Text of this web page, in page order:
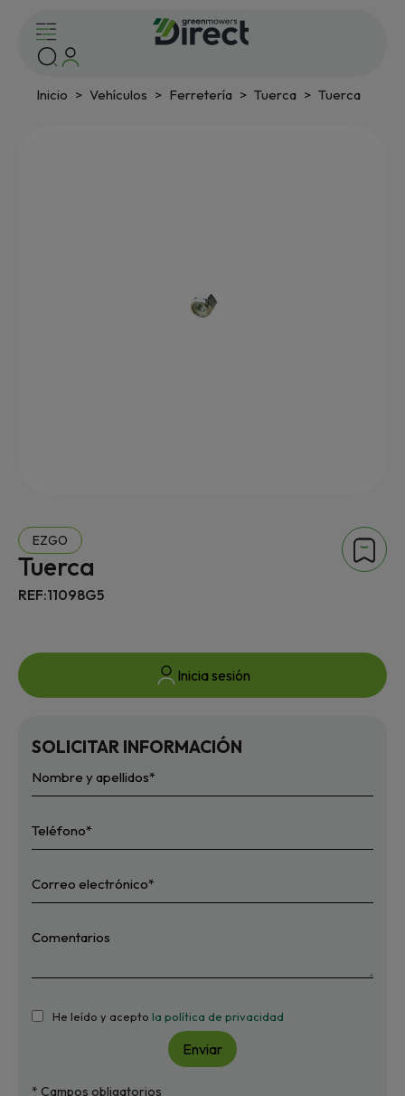
Inicio Vehículos Ferretería Tuerca Tuerca
EZGO
Tuerca
REF:11098G5
Inicia sesión
SOLICITAR INFORMACIÓN
He leído y acepto la política de privacidad
Enviar
* Campos obligatorios